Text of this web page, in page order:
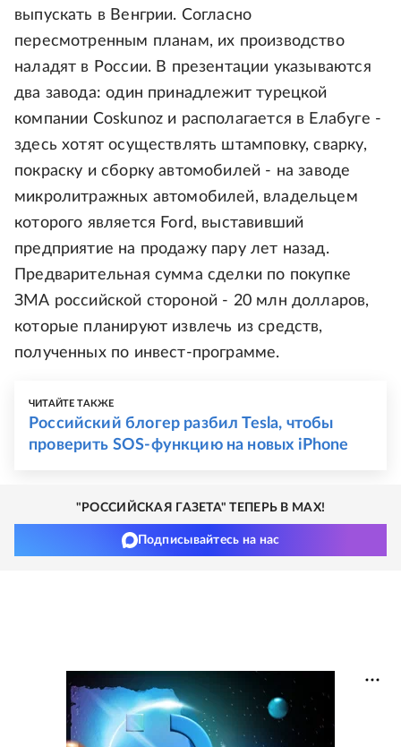
выпускать в Венгрии. Согласно
пересмотренным планам, их производство
наладят в России. В презентации указываются
два завода: один принадлежит турецкой
компании Coskunoz и располагается в Елабуге -
здесь хотят осуществлять штамповку, сварку,
покраску и сборку автомобилей - на заводе
микролитражных автомобилей, владельцем
которого является Ford, выставивший
предприятие на продажу пару лет назад.
Предварительная сумма сделки по покупке
ЗМА российской стороной - 20 млн долларов,
которые планируют извлечь из средств,
полученных по инвест-программе.
ЧИТАЙТЕ ТАКЖЕ
Российский блогер разбил Tesla, чтобы
проверить SOS-функцию на новых iPhone
"РОССИЙСКАЯ ГАЗЕТА" ТЕПЕРЬ В MAX!
Подписывайтесь на нас